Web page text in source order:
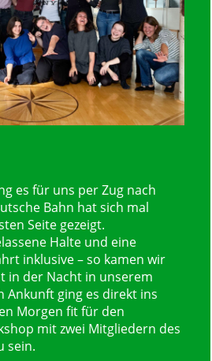
es für uns per Zug nach
Bahn hat sich mal
Seite gezeigt.
Halte und eine
inklusive – so kamen wir
in der Nacht in unserem
Ankunft ging es direkt ins
Morgen fit für den
mit zwei Mitgliedern des
sein.